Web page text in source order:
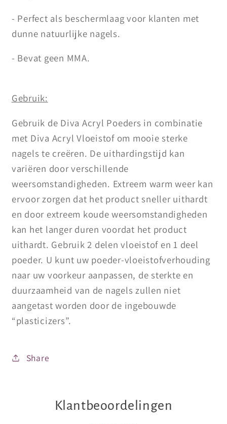
- Perfect als beschermlaag voor klanten met
dunne natuurlijke nagels.
- Bevat geen MMA.
Gebruik:
Gebruik de Diva Acryl Poeders in combinatie
met Diva Acryl Vloeistof om mooie sterke
nagels te creëren. De uithardingstijd kan
variëren door verschillende
weersomstandigheden. Extreem warm weer kan
ervoor zorgen dat het product sneller uithardt
en door extreem koude weersomstandigheden
kan het langer duren voordat het product
uithardt. Gebruik 2 delen vloeistof en 1 deel
poeder. U kunt uw poeder-vloeistofverhouding
naar uw voorkeur aanpassen, de sterkte en
duurzaamheid van de nagels zullen niet
aangetast worden door de ingebouwde
“plasticizers”.
Share
Klantbeoordelingen